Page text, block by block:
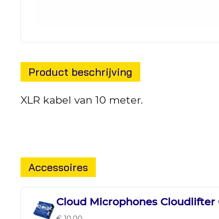
Product beschrijving
XLR kabel van 10 meter.
Accessoires
Cloud Microphones Cloudlifter